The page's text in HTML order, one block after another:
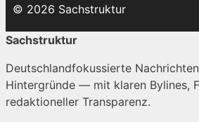
© 2026 Sachstruktur
Sachstruktur
Deutschlandfokussierte
Hintergründe — mit klaren Bylines,
redaktioneller Transparenz.